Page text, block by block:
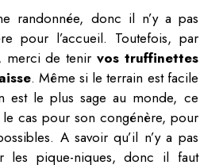
randonnée, donc il n’y a pas
pour l’accueil. Toutefois, par
merci de tenir vos truffinettes
. Même si le terrain est facile
est le plus sage au monde, ce
le cas pour son congénère, pour
A savoir qu’il n’y a pas
les pique-niques, donc il faut